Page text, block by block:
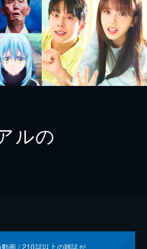
ルの
画 /210誌以上の雑誌が